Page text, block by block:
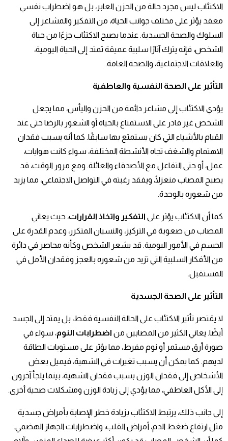
الاكتئاب ليس مجرد حالة من الحزن العابر، بل هو اضطراب نفسي
معقد يؤثر على مختلف جوانب الحياة، من التفكير والمشاعر إلى
السلوك والصحة الجسدية. عندما يصبح الاكتئاب جزءًا من حياة
الشخص، فإنه يترك آثارًا سلبية عميقة تمتد إلى الحياة اليومية،
والعلاقات الاجتماعية، والصحة العامة.
التأثير على الصحة النفسية والعاطفية
يؤدي الاكتئاب إلى مشاعر دائمة من الحزن واليأس، مما يجعل
الشخص غير قادر على الاستمتاع بالحياة أو الشعور بالرضا حتى عند
القيام بالأشياء التي كان يستمتع بها سابقًا. كما أنه يسبب فقدان
الاهتمام والشغف تجاه الأنشطة المختلفة، سواء كانت هوايات،
عمل، أو حتى التفاعل مع الأصدقاء والعائلة. ومع مرور الوقت، قد
يصبح المصاب منعزلًا، ويفقد رغبته في التواصل الاجتماعي، مما يزيد
من شعوره بالوحدة.
كما أن الاكتئاب يؤثر على التفكير واتخاذ القرارات، حيث يعاني
المصاب من صعوبة في التركيز، والنسيان المتكرر، وعدم القدرة على
الحسم في الأمور اليومية. قد يشعر الشخص وكأنه محاصر في دائرة
من الأفكار السلبية التي تزيد من شعوره بالعجز وفقدان الأمل في
المستقبل.
التأثير على الصحة الجسدية
لا يقتصر تأثير الاكتئاب على الحالة النفسية فقط، بل يمتد إلى الجسد
أيضًا. يعاني الكثير من المصابين من اضطرابات النوم، سواء في
صورة أرق مستمر أو نوم مفرط، مما يؤثر على مستويات الطاقة
لديهم. كما يمكن أن يسبب تغيرات في الشهية، فيميل بعض
الأشخاص إلى فقدان الوزن بسبب فقدان الشهية، بينما يلجأ آخرون
إلى الأكل العاطفي، مما يؤدي إلى زيادة الوزن ومشكلات صحية أخرى.
إلى جانب ذلك، يرتبط الاكتئاب بزيادة خطر الإصابة بأمراض جسدية
مثل ارتفاع ضغط الدم، أمراض القلب، واضطرابات الجهاز الهضمي.